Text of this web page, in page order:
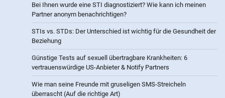
Bei Ihnen wurde eine STI diagnostiziert? Wie kann ich meinen
Partner anonym benachrichtigen?
STIs vs. STDs: Der Unterschied ist wichtig für die Gesundheit der
Beziehung
Günstige Tests auf sexuell übertragbare Krankheiten: 6
vertrauenswürdige US-Anbieter & Notify Partners
Wie man seine Freunde mit gruseligen SMS-Streicheln
überrascht (Auf die richtige Art)